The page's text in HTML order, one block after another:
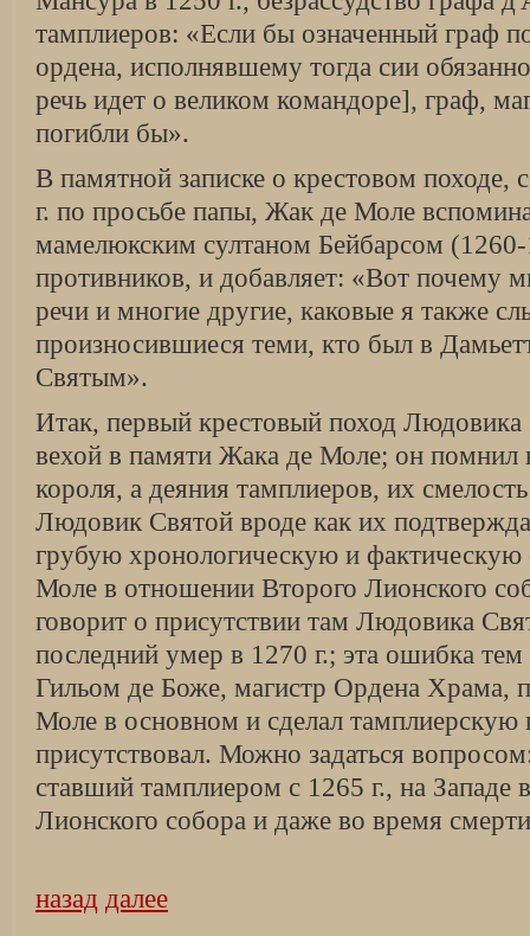
тамплиеров: «Если бы означен­ный граф
ордена, исполнявшему тогда сии
речь идет о великом ко­мандоре], граф,
погибли бы».
В памятной записке о крестовом походе,
г. по просьбе папы, Жак де Моле
мамелюкским султаном Бейбарсом
противников, и добавляет: «Вот почему
речи и многие дру­гие, каковые я также
произносившиеся теми, кто был в
Святым».
Итак, первый крестовый поход
вехой в памяти Жака де Моле; он помнил
короля, а деяния тамплиеров, их
Людовик Святой вроде как их
грубую хроноло­гическую и
Моле в отношении Второго Лионского
говорит о присутствии там Людовика
последний умер в 1270 г.; эта ошибка тем
Гильом де Боже, магистр Ордена Храма,
Моле в основном и сделал тамплиерскую
присутствовал. Можно задать­ся
ставший тамплиером с 1265 г., на Западе
Лионского собора и даже во время
назад далее